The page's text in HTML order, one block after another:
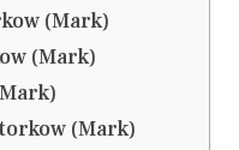
(Mark)
(Mark)
(Mark)